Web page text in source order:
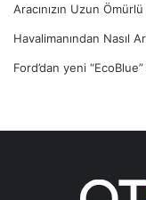
Aracınızın Uzun Ömürlü
Havalimanından Nasıl
Ford’dan yeni